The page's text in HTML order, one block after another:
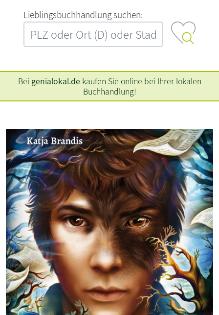
L‍i‍e‍b‍l‍i‍n‍g‍s‍b‍u‍c‍h‍h‍a‍n‍d‍l‍u‍n‍g‍ ‍s‍u‍c‍h‍e‍n‍:‍
Bei genialokal.de kaufen Sie online bei Ihrer lokalen
Buchhandlung!